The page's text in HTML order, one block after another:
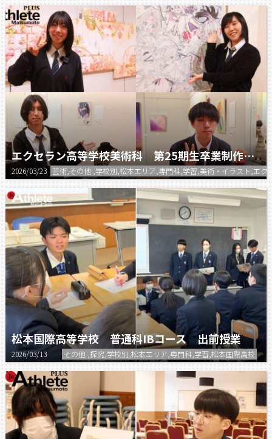
エクセラン高等学校美術科 第25期生卒業制作展①
2026/03/23 芸術,その他 ,学校別,松本エリア,専門科,学習,美術・イラスト,エク
松本国際高等学校 普通科IBコース 出前授業
2026/03/13 その他 ,探究,学校別,松本エリア,専門科,学習,松本国際高校